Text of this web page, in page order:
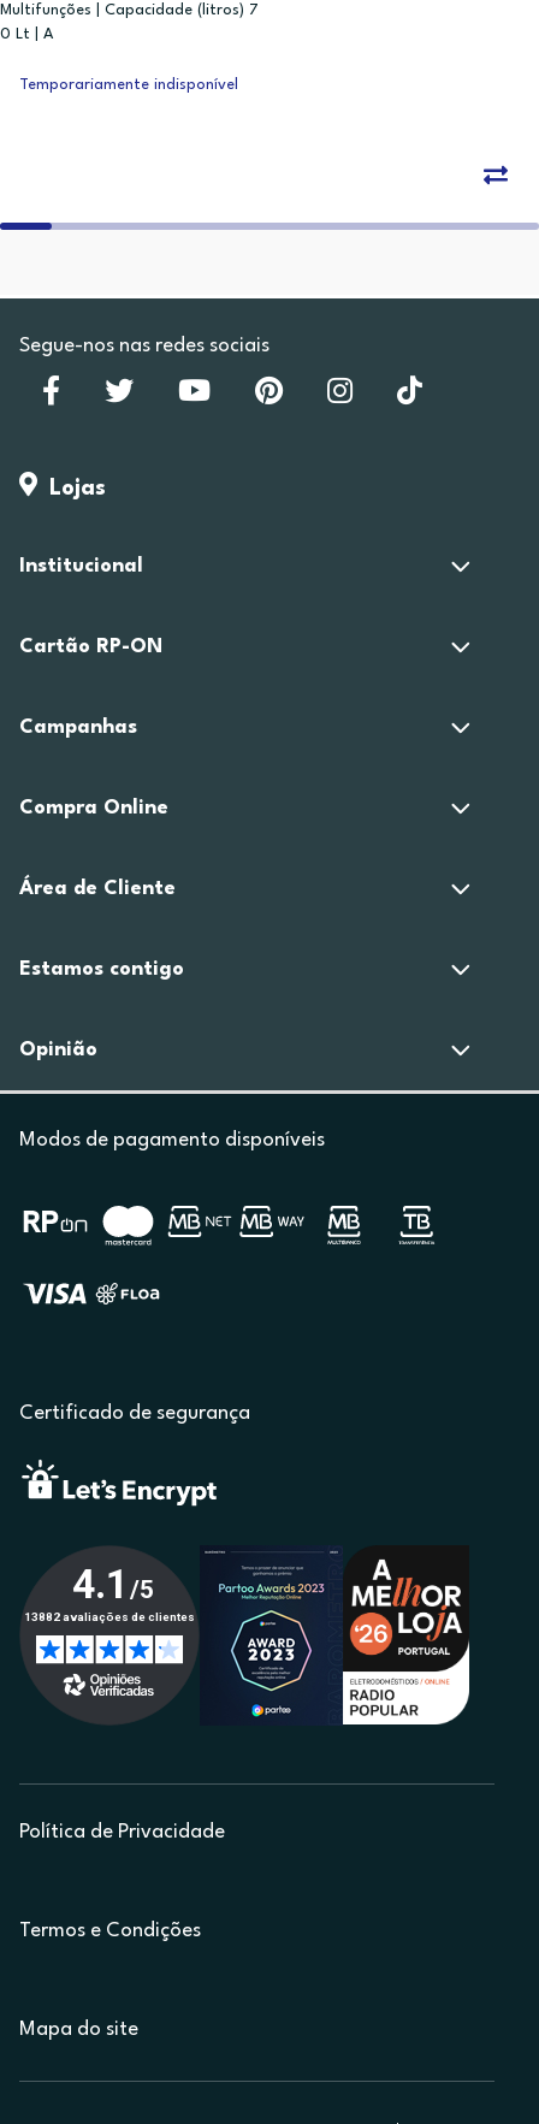
Multifunções | Capacidade (litros) 7
0 Lt | A
Temporariamente indisponível
Segue-nos nas redes sociais
Lojas
Institucional
Cartão RP-ON
Campanhas
Compra Online
Área de Cliente
Estamos contigo
Opinião
Modos de pagamento disponíveis
Certificado de segurança
Política de Privacidade
Termos e Condições
Mapa do site